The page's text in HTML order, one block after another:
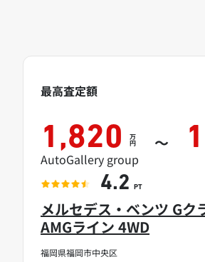
福岡県福岡市中央区
メルセデス・ベンツ Gク
AMGライン 4WD
最高査定額
1,820 万
円 ～
AutoGallery group
4.2 PT